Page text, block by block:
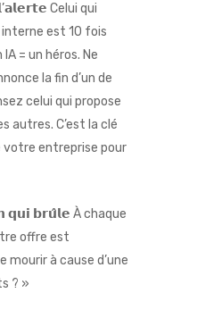
Celui qui
interne est 10 fois
= un héros. Ne
la fin d’un de
celui qui propose
autres. C’est la clé
entreprise pour
𝗯𝗿𝘂̂𝗹𝗲 À chaque
offre est
à cause d’une
? »